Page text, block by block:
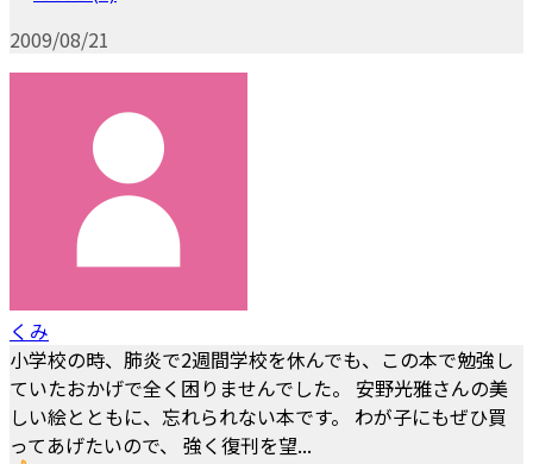
2009/08/21
くみ
小学校の時、肺炎で2週間学校を休んでも、この本で勉強し
ていたおかげで全く困りませんでした。 安野光雅さんの美
しい絵とともに、忘れられない本です。 わが子にもぜひ買
ってあげたいので、 強く復刊を望...